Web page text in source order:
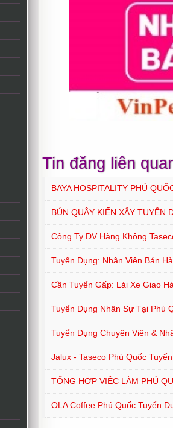
Tin đăng liên
BAYA HOSPITALITY PHÚ
BÚN QUẬY KIẾN XÂY TUYỂN
Công Ty DV Hàng Không
Tuyển Dụng: Nhân Viên Bán
Cần Tuyển Gấp: Lái Xe Giao
Tuyển Dụng Nhân Sự Tại Phú
Tuyển Dụng Chuyên Viên &
Jalux - Taseco Phú Quốc
TỔNG HỢP VIỆC LÀM PHÚ
OLA Coffee Phú Quốc Tuyển